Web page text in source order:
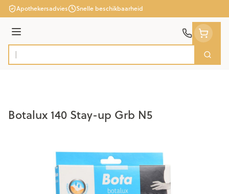
Ga naar de inhoud
Apothekersadvies Snelle beschikbaarheid
Menu
Product, merk, categorie...
Zoek
Botalux 140 Stay-up Grb N5